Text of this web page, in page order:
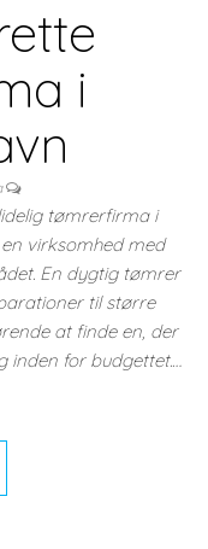
i
tømrerfirma i
virksomhed med
En dygtig tømrer
til større
at finde en, der
inden for budgettet.…